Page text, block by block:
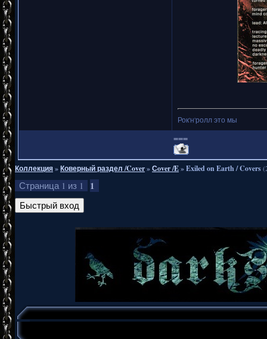
Рок'н'ролл это мы
===
Коллекция»Коверный раздел /Cover»Сover /E»Exiled on Earth / Covers
Страница 1 из 1 1